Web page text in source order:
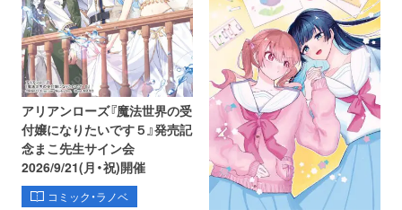
アリアンローズ『魔法世界の受
付嬢になりたいです５』発売記
念まこ先生サイン会
2026/9/21(月・祝)開催
コミック・ラノベ